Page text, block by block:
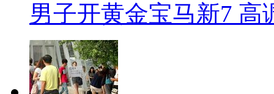
男子开黄金宝马新7 高